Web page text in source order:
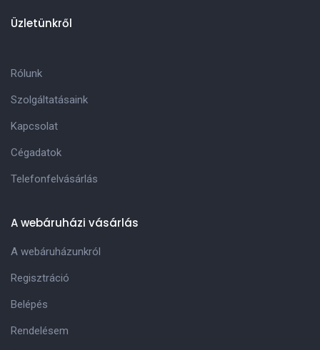
Üzletünkről
Rólunk
Szolgáltatásaink
Kapcsolat
Cégadatok
Telefonfelvásárlás
A webáruházi vásárlás
A webáruházunkról
Regisztráció
Belépés
Rendelésem